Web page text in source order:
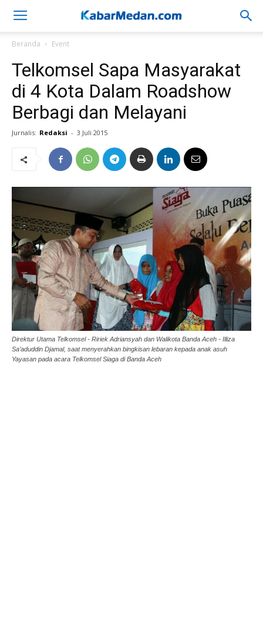
Beranda Event
Telkomsel Sapa Masyarakat
di 4 Kota Dalam Roadshow
Berbagi dan Melayani
Jurnalis: Redaksi - 3 Juli 2015
Direktur Utama Telkomsel - Ririek Adriansyah dan Walikota Banda Aceh - Illiza
Sa’aduddin Djamal, saat menyerahkan bingkisan lebaran kepada anak asuh
Yayasan pada acara Telkomsel Siaga di Banda Aceh